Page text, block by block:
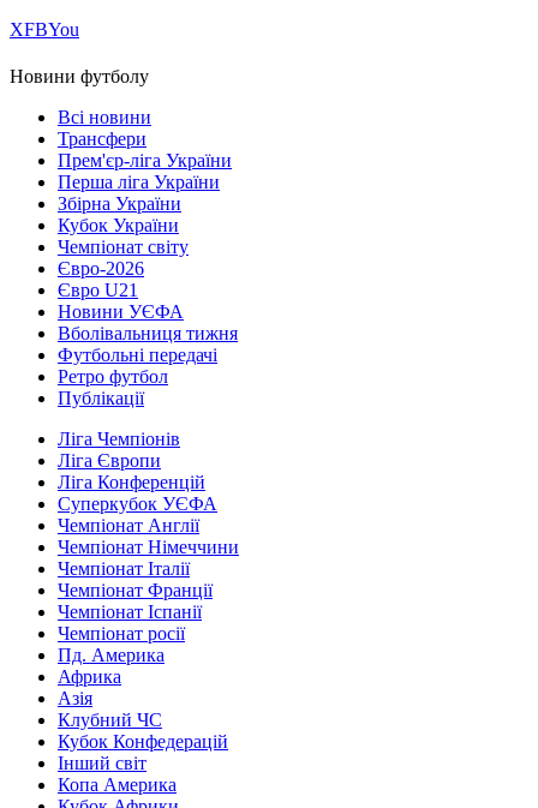
ХFBYou
Новини футболу
Всі новини
Трансфери
Прем'єр-ліга України
Перша ліга України
Збірна України
Кубок України
Чемпіонат світу
Євро-2026
Євро U21
Новини УЄФА
Вболівальниця тижня
Футбольні передачі
Ретро футбол
Публікації
Ліга Чемпіонів
Ліга Європи
Ліга Конференцій
Суперкубок УЄФА
Чемпіонат Англії
Чемпіонат Німеччини
Чемпіонат Італії
Чемпіонат Франції
Чемпіонат Іспанії
Чемпіонат росії
Пд. Америка
Африка
Азія
Клубний ЧС
Кубок Конфедерацій
Інший світ
Копа Америка